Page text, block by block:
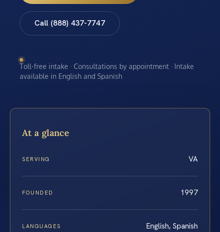
Call (888) 437-7747
Toll-free intake · Consultations by appointment · Intake
available in English and Spanish
At a glance
SERVING VA
FOUNDED 1997
LANGUAGES English, Spanish